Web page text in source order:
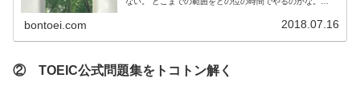
す。 社会人で一から勉強される方は必見です。
bontoei.com 2018.07.16
② TOEIC公式問題集をトコトン解く